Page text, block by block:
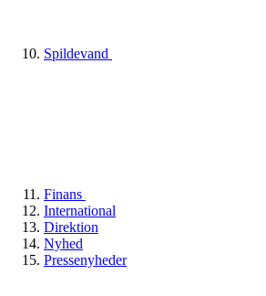
Spildevand
Finans
International
Direktion
Nyhed
Pressenyheder